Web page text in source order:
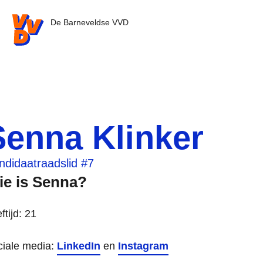
VVD.nl - Ga naar de homepage
De Barneveldse VVD
Klinker
#7
is Senna?
21
media: LinkedIn en Instagram